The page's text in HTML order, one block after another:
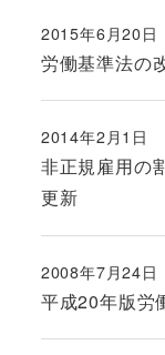
労働基準法の
投稿日
2015年6月20日
非正規雇用の
更新
投稿日
2014年2月1日
平成20年版労
投稿日
2008年7月24日